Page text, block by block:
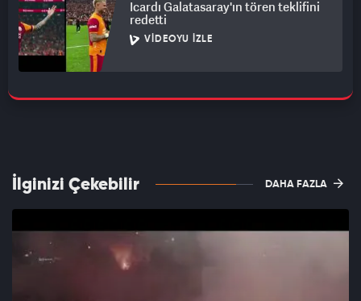
Icardı Galatasaray'ın tören teklifini
redetti
VIDEOYU İZLE
İlginizi Çekebilir DAHA FAZLA